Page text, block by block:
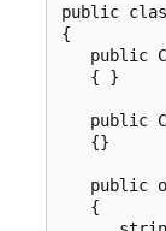
public
{
public
   { }
public
   {}
public
   {